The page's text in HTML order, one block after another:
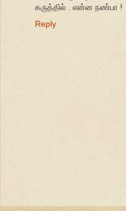
கருத்தில் . என்ன நண்பா !
Reply